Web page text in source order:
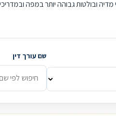
ובולטות גבוהה יותר במפה
שם עורך דין